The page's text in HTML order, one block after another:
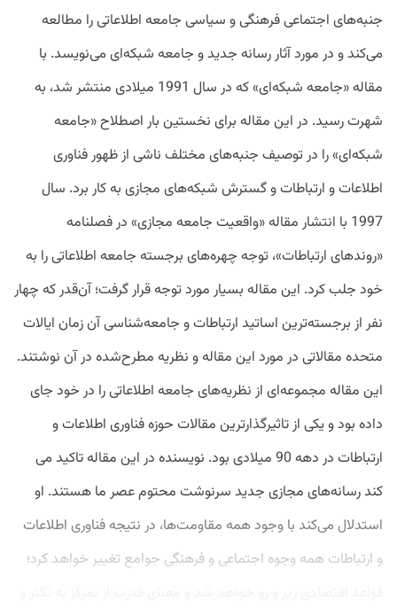
جنبه‌های اجتماعی فرهنگی و سیاسی جامعه اطلاعاتی را مطالعه
می‌کند و در مورد آثار رسانه جدید و جامعه شبکه‌ای می‌نویسد. با
مقاله «جامعه شبکه‌ای» که در سال 1991 میلادی منتشر شد، به
شهرت رسید. در این مقاله برای نخستین بار اصطلاح «جامعه
شبکه‌ای» را در توصیف جنبه‌های مختلف ناشی از ظهور فناوری
اطلاعات و ارتباطات و گسترش شبکه‌های مجازی به کار برد. سال
1997 با انتشار مقاله «واقعیت جامعه مجازی» در فصلنامه
«روندهای ارتباطات»، توجه چهره‌های برجسته جامعه اطلاعاتی را به
خود جلب کرد. این مقاله بسیار مورد توجه قرار گرفت؛ آن‌قدر که چهار
نفر از برجسته‌ترین اساتید ارتباطات و جامعه‌شناسی آن زمان ایالات
متحده مقالاتی در مورد این مقاله و نظریه مطرح‌شده در آن نوشتند.
این مقاله مجموعه‌ای از نظریه‌های جامعه اطلاعاتی را در خود جای
داده بود و یکی از تاثیرگذارترین مقالات حوزه فناوری اطلاعات و
ارتباطات در دهه 90 میلادی بود. نویسنده در این مقاله تاکید می
کند رسانه‌های مجازی جدید سرنوشت محتوم عصر ما هستند. او
استدلال می‌کند با وجود همه مقاومت‌ها، در نتیجه فناوری اطلاعات
و ارتباطات همه وجوه اجتماعی و فرهنگی جوامع تغییر خواهد کرد؛